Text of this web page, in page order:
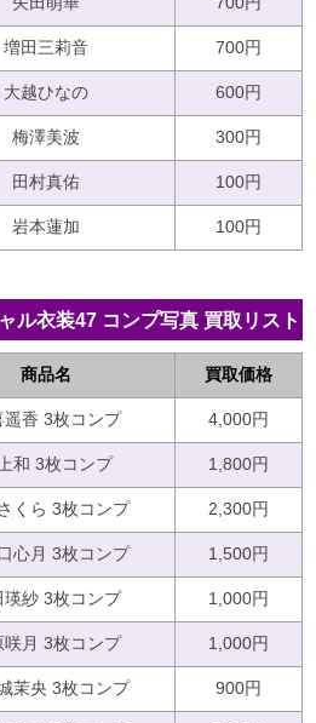
増田三莉音 700円
大越ひなの 600円
梅澤美波 300円
田村真佑 100円
岩本蓮加 100円
ル衣装47 コンプ写真 買取リスト
商品名 買取価格
遥香 3枚コンプ 4,000円
和 3枚コンプ 1,800円
くら 3枚コンプ 2,300円
心月 3枚コンプ 1,500円
瑛紗 3枚コンプ 1,000円
咲月 3枚コンプ 1,000円
茉央 3枚コンプ 900円